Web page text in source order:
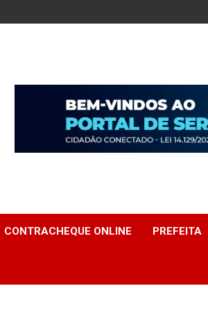
CONTRACHEQUE ONLINE PREFEITA